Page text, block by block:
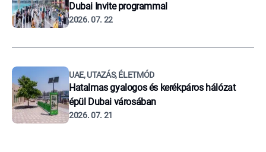
Dubai Invite programmal
2026. 07. 22
UAE, UTAZÁS, ÉLETMÓD
Hatalmas gyalogos és kerékpáros hálózat
épül Dubai városában
2026. 07. 21